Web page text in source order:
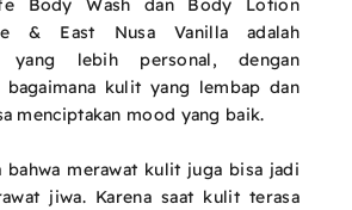
Body Wash dan Body Lotion
& East Nusa Vanilla adalah
yang lebih personal, dengan
bagaimana kulit yang lembap dan
menciptakan mood yang baik.
bahwa merawat kulit juga bisa jadi
jiwa. Karena saat kulit terasa